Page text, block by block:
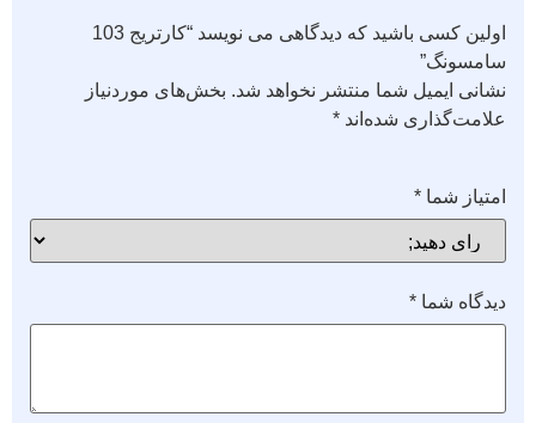
اولین کسی باشید که دیدگاهی می نویسد “کارتریج 103
سامسونگ”
نشانی ایمیل شما منتشر نخواهد شد. بخش‌های موردنیاز
علامت‌گذاری شده‌اند *
امتیاز شما *
دیدگاه شما *